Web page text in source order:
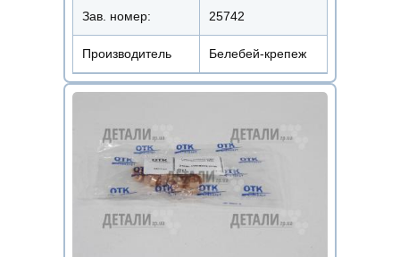
Зав. номер: 25742
Производитель Белебей-крепеж